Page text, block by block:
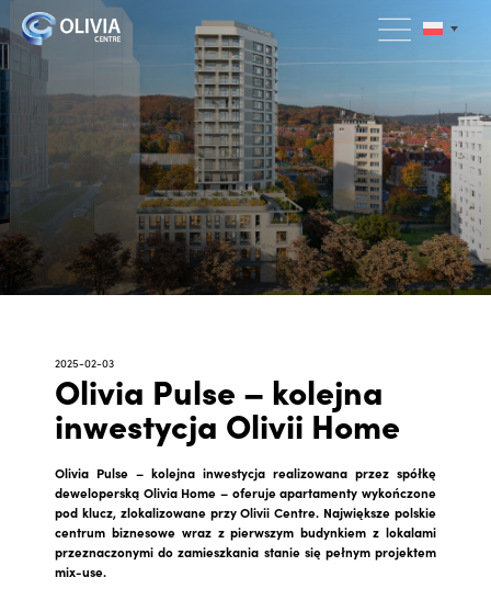
2025-02-03
Olivia Pulse – kolejna
inwestycja Olivii Home
Olivia Pulse – kolejna inwestycja realizowana przez spółkę
deweloperską Olivia Home – oferuje apartamenty wykończone
pod klucz, zlokalizowane przy Olivii Centre. Największe polskie
centrum biznesowe wraz z pierwszym budynkiem z lokalami
przeznaczonymi do zamieszkania stanie się pełnym projektem
mix-use.